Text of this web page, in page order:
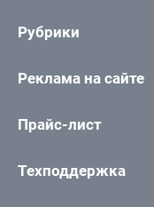
Рубрики
Реклама на сайте
Прайс-лист
Техподдержка